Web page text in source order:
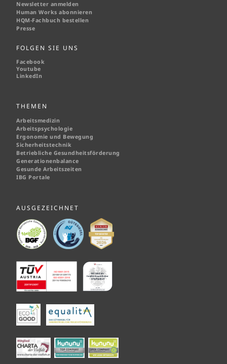
Newsletter anmelden
Human Works abonnieren
HQM-Fachbuch bestellen
Presse
FOLGEN SIE UNS
Facebook
Youtube
LinkedIn
THEMEN
Arbeitsmedizin
Arbeitspsychologie
Ergonomie und Bewegung
Sicherheitstechnik
Betriebliche Gesundheitsförderung
Generationenbalance
Gesunde Arbeitszeiten
IBG Portale
AUSGEZEICHNET